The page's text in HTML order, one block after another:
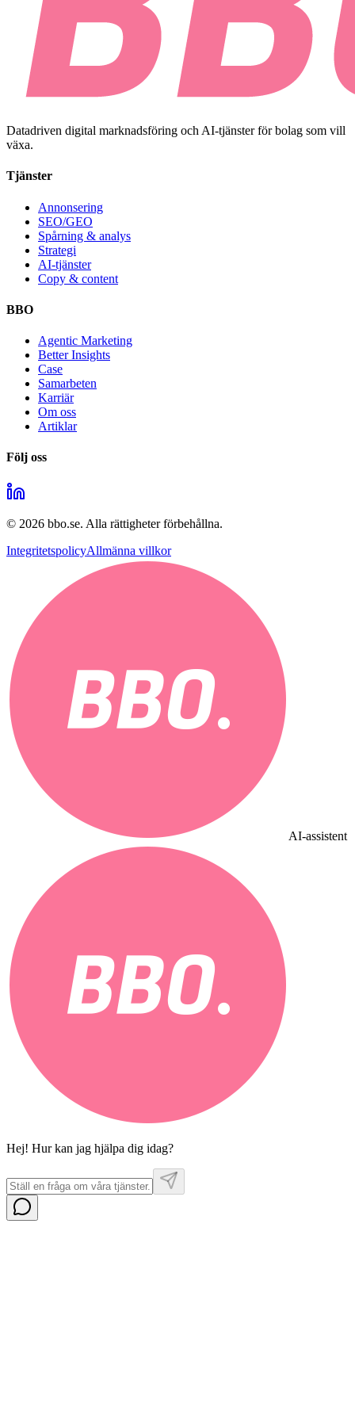
Datadriven digital marknadsföring och AI-tjänster för bolag som vill
växa.
Tjänster
Annonsering
SEO/GEO
Spårning & analys
Strategi
AI-tjänster
Copy & content
BBO
Agentic Marketing
Better Insights
Case
Samarbeten
Karriär
Om oss
Artiklar
Följ oss
© 2026 bbo.se. Alla rättigheter förbehållna.
IntegritetspolicyAllmänna villkor
AI-assistent
Hej! Hur kan jag hjälpa dig idag?